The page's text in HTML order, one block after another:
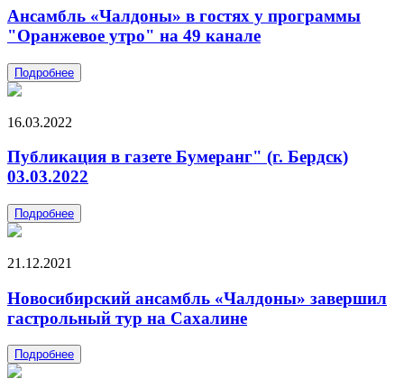
Ансамбль «Чалдоны» в гостях у программы
"Оранжевое утро" на 49 канале
Подробнее
16.03.2022
Публикация в газете Бумеранг" (г. Бердск)
03.03.2022
Подробнее
21.12.2021
Новосибирский ансамбль «Чалдоны» завершил
гастрольный тур на Сахалине
Подробнее